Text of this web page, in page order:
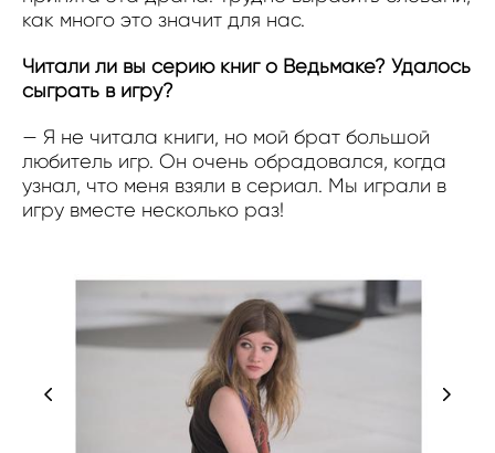
как много это значит для нас.
Читали ли вы серию книг о Ведьмаке? Удалось
сыграть в игру?
— Я не читала книги, но мой брат большой
любитель игр. Он очень обрадовался, когда
узнал, что меня взяли в сериал. Мы играли в
игру вместе несколько раз!